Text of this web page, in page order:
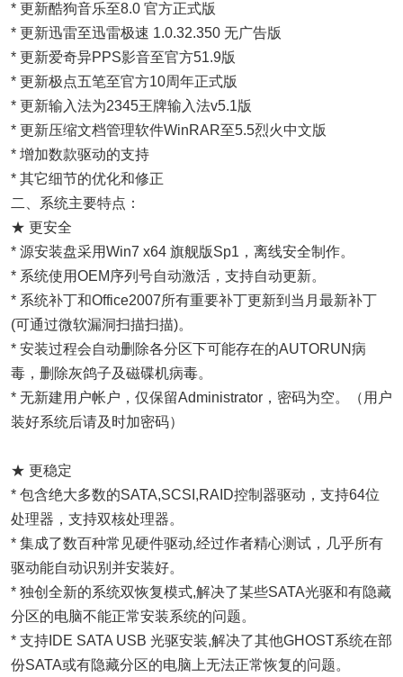
* 更新酷狗音乐至8.0 官方正式版
* 更新迅雷至迅雷极速 1.0.32.350 无广告版
* 更新爱奇异PPS影音至官方51.9版
* 更新极点五笔至官方10周年正式版
* 更新输入法为2345王牌输入法v5.1版
* 更新压缩文档管理软件WinRAR至5.5烈火中文版
* 增加数款驱动的支持
* 其它细节的优化和修正
二、系统主要特点：
★ 更安全
* 源安装盘采用Win7 x64 旗舰版Sp1，离线安全制作。
* 系统使用OEM序列号自动激活，支持自动更新。
* 系统补丁和Office2007所有重要补丁更新到当月最新补丁
(可通过微软漏洞扫描扫描)。
* 安装过程会自动删除各分区下可能存在的AUTORUN病
毒，删除灰鸽子及磁碟机病毒。
* 无新建用户帐户，仅保留Administrator，密码为空。（用户
装好系统后请及时加密码）
★ 更稳定
* 包含绝大多数的SATA,SCSI,RAID控制器驱动，支持64位
处理器，支持双核处理器。
* 集成了数百种常见硬件驱动,经过作者精心测试，几乎所有
驱动能自动识别并安装好。
* 独创全新的系统双恢复模式,解决了某些SATA光驱和有隐藏
分区的电脑不能正常安装系统的问题。
* 支持IDE SATA USB 光驱安装,解决了其他GHOST系统在部
份SATA或有隐藏分区的电脑上无法正常恢复的问题。